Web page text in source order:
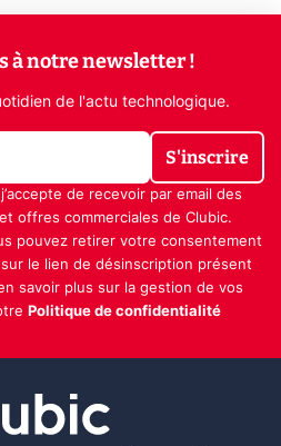
à notre newsletter !
de l'actu technologique.
S'inscrire
de recevoir par email des
offres commerciales de Clubic.
pouvez retirer votre consentement
le lien de désinscription présent
savoir plus sur la gestion de vos
Politique de confidentialité